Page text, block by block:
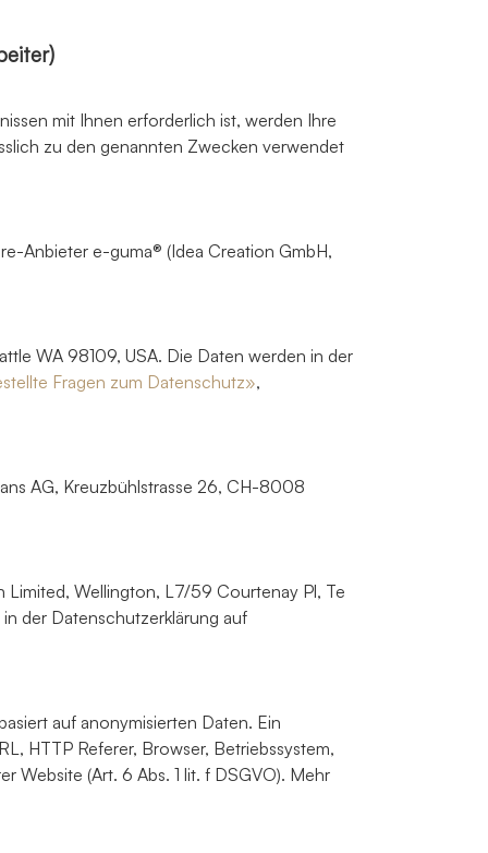
mit Ihnen erforderlich ist, werden Ihre
zu den genannten Zwecken verwendet
Anbieter e-guma® (Idea Creation GmbH,
WA 98109, USA. Die Daten werden in der
Fragen zum Datenschutz»,
AG, Kreuzbühlstrasse 26, CH-8008
Limited, Wellington, L7/59 Courtenay Pl, Te
der Datenschutzerklärung auf
auf anonymisierten Daten. Ein
HTTP Referer, Browser, Betriebssystem,
Website (Art. 6 Abs. 1 lit. f DSGVO). Mehr